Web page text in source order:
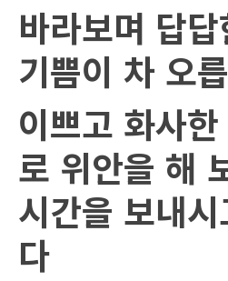
바라보며 답
기쁨이 차 오
이쁘고 화사
로 위안을 해
시간을 보내
다